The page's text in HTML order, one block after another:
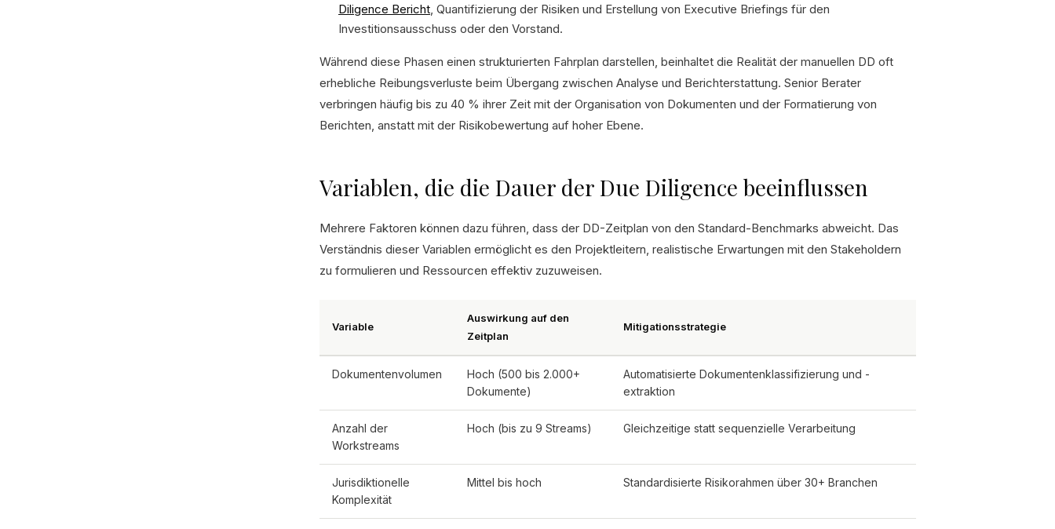
Diligence Bericht, Quantifizierung der Risiken und Erstellung von Executive Briefings für den
Investitionsausschuss oder den Vorstand.
Während diese Phasen einen strukturierten Fahrplan darstellen, beinhaltet die Realität der manuellen DD oft
erhebliche Reibungsverluste beim Übergang zwischen Analyse und Berichterstattung. Senior Berater
verbringen häufig bis zu 40 % ihrer Zeit mit der Organisation von Dokumenten und der Formatierung von
Berichten, anstatt mit der Risikobewertung auf hoher Ebene.
Variablen, die die Dauer der Due Diligence beeinflussen
Mehrere Faktoren können dazu führen, dass der DD-Zeitplan von den Standard-Benchmarks abweicht. Das
Verständnis dieser Variablen ermöglicht es den Projektleitern, realistische Erwartungen mit den Stakeholdern
zu formulieren und Ressourcen effektiv zuzuweisen.
Variable
Auswirkung auf den
Zeitplan
Mitigationsstrategie
Dokumentenvolumen
Hoch (500 bis 2.000+
Dokumente)
Automatisierte Dokumentenklassifizierung und -
extraktion
Anzahl der
Workstreams
Hoch (bis zu 9 Streams) Gleichzeitige statt sequenzielle Verarbeitung
Jurisdiktionelle
Komplexität
Mittel bis hoch Standardisierte Risikorahmen über 30+ Branchen